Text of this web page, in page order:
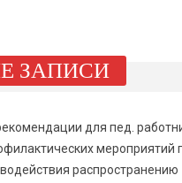
ЗАПИСИ
для пед.
мероприятий
распространению